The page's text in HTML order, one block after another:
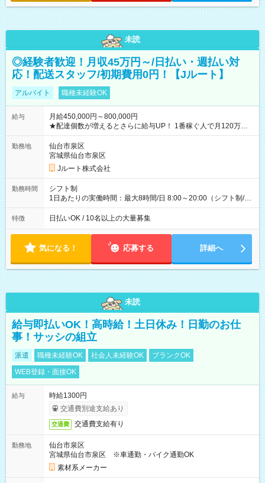
未読
◎経験者歓迎！月収45万円～/日払い・週払い対
応！配送スタッフ/初期費用0円！【Jルート】
アルバイト 職種未経験OK
給与
月給450,000円～800,000円
★配達個数が増えるとさらに給与UP！ 1番稼ぐ人で月120万ほ
ど！ ・主要都市エリア 月収55万円／週5日稼働 月収65万~112
万円／週6日稼働 ・地方郊外エリア 月収40万円／週5日稼働 月
収40万円~50万円／週6日稼働 ＜モデルイメージ＞ ■月収50万
円 (27歳男性/江東区在住)※元建築関係 1日150個配達×25日勤務
(日休み) ■月収80万円(43歳男性/墨田区在住)※元営業 1日200個
勤務地
仙台市泉区
宮城県仙台市泉区
Jルート株式会社
勤務時間
シフト制
1日あたりの実働時間：最大8時間/日 8:00～20:00（シフト制/実
働8時間） ※週5日勤務（場所次第では週4も有り） ※配達状況
によって時間外での勤務可能性有り ※案件により多少の前後あ
特徴 日払いOK / 10名以上の大量募集
気になる！ 応募する 詳細へ
未読
給与即払いOK！高時給！土日休み！日勤のお仕
事！サッシの組立
派遣 職種未経験OK 社会人未経験OK
ブランクOK
WEB登録・面接OK
給与
時給1300円
交通費別途支給あり
交通費 交通費支給有り
勤務地
仙台市泉区
宮城県仙台市泉区 ※車通勤・バイク通勤OK
素材系メーカー